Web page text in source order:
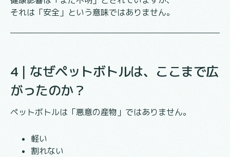
それは「安全」という意味ではありません。
4｜なぜペットボトルは、ここまで広
がったのか？
ペットボトルは「悪意の産物」ではありません。
軽い
割れない